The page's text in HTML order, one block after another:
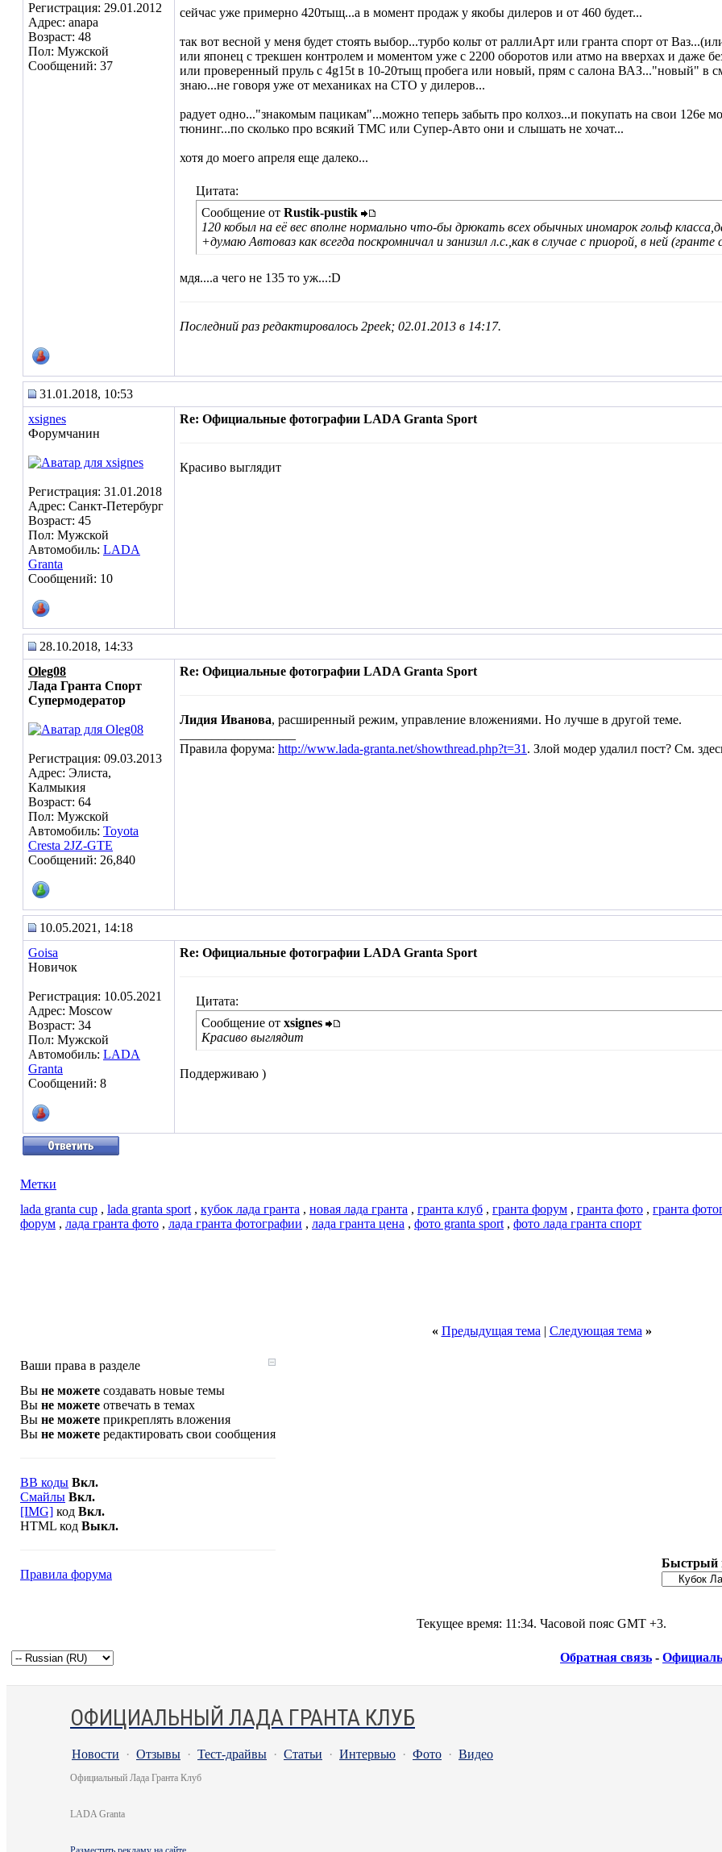
Регистрация: 29.01.2012
Адрес: anapa
Возраст: 48
Пол: Мужской
Сообщений: 37
сейчас уже примерно 420тыщ...а в момент продаж у якобы дилеров и от 460 будет...
так вот весной у меня будет стоять выбор...турбо кольт от раллиАрт или гранта спорт от
или японец с трекшен контролем и моментом уже с 2200 оборотов или атмо на вверхах и даже
или проверенный пруль с 4g15t в 10-20тыщ пробега или новый, прям с салона ВАЗ..."новый" в
знаю...не говоря уже от механиках на СТО у дилеров...
радует одно..."знакомым пацикам"...можно теперь забыть про колхоз...и покупать на свои 126е
тюнинг...по сколько про всякий ТМС или Супер-Авто они и слышать не хочат...
хотя до моего апреля еще далеко...
Цитата:
Сообщение от Rustik-pustik
120 кобыл на её вес вполне нормально что-бы дрюкать всех обычных иномарок гольф
+думаю Автоваз как всегда поскромничал и занизил л.с.,как в случае с приорой, в ней
мдя....а чего не 135 то уж...:D
Последний раз редактировалось 2peek; 02.01.2013 в 14:17.
31.01.2018, 10:53
xsignes
Форумчанин
Регистрация: 31.01.2018
Адрес: Санкт-Петербург
Возраст: 45
Пол: Мужской
Автомобиль: LADA
Granta
Сообщений: 10
Re: Официальные фотографии LADA Granta Sport
Красиво выглядит
28.10.2018, 14:33
Oleg08
Лада Гранта Спорт
Супермодератор
Регистрация: 09.03.2013
Адрес: Элиста,
Калмыкия
Возраст: 64
Пол: Мужской
Автомобиль: Toyota
Cresta 2JZ-GTE
Сообщений: 26,840
Re: Официальные фотографии LADA Granta Sport
Лидия Иванова, расширенный режим, управление вложениями. Но лучше в другой теме.
Правила форума: http://www.lada-granta.net/showthread.php?t=31 . Злой модер удалил пост? См.
10.05.2021, 14:18
Goisa
Новичок
Регистрация: 10.05.2021
Адрес: Moscow
Возраст: 34
Пол: Мужской
Автомобиль: LADA
Granta
Сообщений: 8
Re: Официальные фотографии LADA Granta Sport
Цитата:
Сообщение от xsignes
Красиво выглядит
Поддерживаю )
Метки
lada granta cup , lada granta sport , кубок лада гранта , новая лада гранта , гранта клуб , гранта форум , гранта фото , гранта
форум , лада гранта фото , лада гранта фотографии , лада гранта цена , фото granta sport , фото лада гранта спорт
« Предыдущая тема | Следующая тема »
Ваши права в разделе
Вы не можете создавать новые темы
Вы не можете отвечать в темах
Вы не можете прикреплять вложения
Вы не можете редактировать свои сообщения
BB коды Вкл.
Смайлы Вкл.
[IMG] код Вкл.
HTML код Выкл.
Правила форума
Быстрый
Текущее время: 11:34. Часовой пояс GMT +3.
Обратная связь -
ОФИЦИАЛЬНЫЙ ЛАДА ГРАНТА КЛУБ
Новости · Отзывы · Тест-драйвы · Статьи · Интервью · Фото · Видео
Официальный Лада Гранта Клуб
LADA Granta